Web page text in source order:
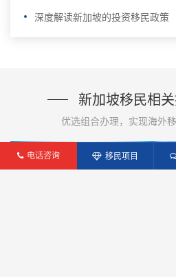
深度解读新加坡的投资移民政策
新加坡移民相
优选组合办理，实现海外
电话咨询 移民项目